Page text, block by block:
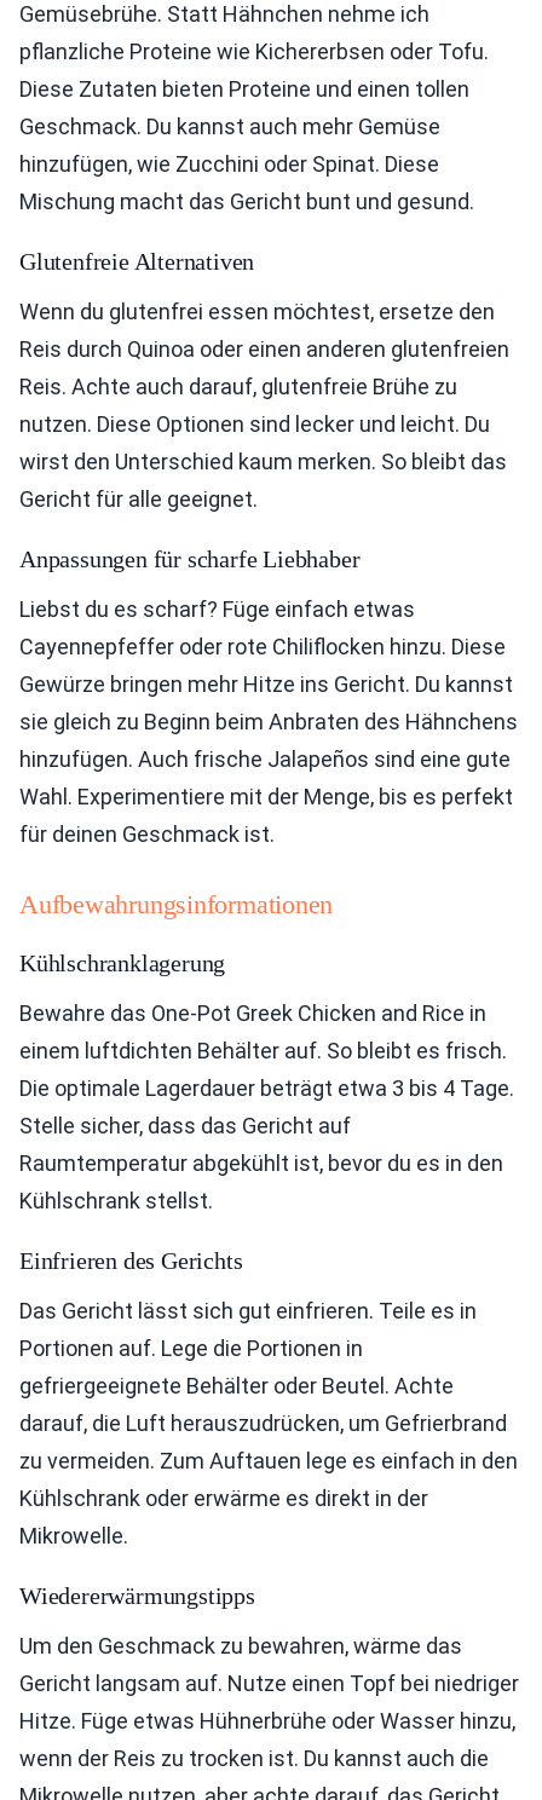
Gemüsebrühe. Statt Hähnchen nehme ich
pflanzliche Proteine wie Kichererbsen oder Tofu.
Diese Zutaten bieten Proteine und einen tollen
Geschmack. Du kannst auch mehr Gemüse
hinzufügen, wie Zucchini oder Spinat. Diese
Mischung macht das Gericht bunt und gesund.
Glutenfreie Alternativen
Wenn du glutenfrei essen möchtest, ersetze den
Reis durch Quinoa oder einen anderen glutenfreien
Reis. Achte auch darauf, glutenfreie Brühe zu
nutzen. Diese Optionen sind lecker und leicht. Du
wirst den Unterschied kaum merken. So bleibt das
Gericht für alle geeignet.
Anpassungen für scharfe Liebhaber
Liebst du es scharf? Füge einfach etwas
Cayennepfeffer oder rote Chiliflocken hinzu. Diese
Gewürze bringen mehr Hitze ins Gericht. Du kannst
sie gleich zu Beginn beim Anbraten des Hähnchens
hinzufügen. Auch frische Jalapeños sind eine gute
Wahl. Experimentiere mit der Menge, bis es perfekt
für deinen Geschmack ist.
Aufbewahrungsinformationen
Kühlschranklagerung
Bewahre das One-Pot Greek Chicken and Rice in
einem luftdichten Behälter auf. So bleibt es frisch.
Die optimale Lagerdauer beträgt etwa 3 bis 4 Tage.
Stelle sicher, dass das Gericht auf
Raumtemperatur abgekühlt ist, bevor du es in den
Kühlschrank stellst.
Einfrieren des Gerichts
Das Gericht lässt sich gut einfrieren. Teile es in
Portionen auf. Lege die Portionen in
gefriergeeignete Behälter oder Beutel. Achte
darauf, die Luft herauszudrücken, um Gefrierbrand
zu vermeiden. Zum Auftauen lege es einfach in den
Kühlschrank oder erwärme es direkt in der
Mikrowelle.
Wiedererwärmungstipps
Um den Geschmack zu bewahren, wärme das
Gericht langsam auf. Nutze einen Topf bei niedriger
Hitze. Füge etwas Hühnerbrühe oder Wasser hinzu,
wenn der Reis zu trocken ist. Du kannst auch die